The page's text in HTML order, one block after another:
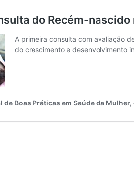
do Recém-
A primeira consulta com avaliação
do crescimento e desenvolvimento
de Boas Práticas em Saúde da